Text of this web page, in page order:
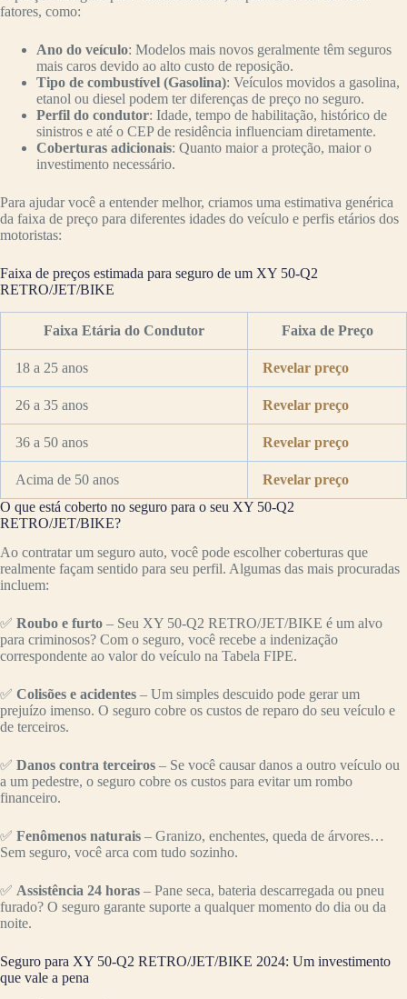
fatores, como:
Ano do veículo: Modelos mais novos geralmente têm seguros
mais caros devido ao alto custo de reposição.
Tipo de combustível (Gasolina): Veículos movidos a gasolina,
etanol ou diesel podem ter diferenças de preço no seguro.
Perfil do condutor: Idade, tempo de habilitação, histórico de
sinistros e até o CEP de residência influenciam diretamente.
Coberturas adicionais: Quanto maior a proteção, maior o
investimento necessário.
Para ajudar você a entender melhor, criamos uma estimativa genérica
da faixa de preço para diferentes idades do veículo e perfis etários dos
motoristas:
Faixa de preços estimada para seguro de um XY 50-Q2
RETRO/JET/BIKE
Faixa Etária do Condutor Faixa de Preço
18 a 25 anos Revelar preço
26 a 35 anos Revelar preço
36 a 50 anos Revelar preço
Acima de 50 anos
Revelar preço
O que está coberto no seguro para o seu XY 50-Q2
RETRO/JET/BIKE?
Ao contratar um seguro auto, você pode escolher coberturas que
realmente façam sentido para seu perfil. Algumas das mais procuradas
incluem:
✅ Roubo e furto – Seu XY 50-Q2 RETRO/JET/BIKE é um alvo
para criminosos? Com o seguro, você recebe a indenização
correspondente ao valor do veículo na Tabela FIPE.
✅ Colisões e acidentes – Um simples descuido pode gerar um
prejuízo imenso. O seguro cobre os custos de reparo do seu veículo e
de terceiros.
✅ Danos contra terceiros – Se você causar danos a outro veículo ou
a um pedestre, o seguro cobre os custos para evitar um rombo
financeiro.
✅ Fenômenos naturais – Granizo, enchentes, queda de árvores…
Sem seguro, você arca com tudo sozinho.
✅ Assistência 24 horas – Pane seca, bateria descarregada ou pneu
furado? O seguro garante suporte a qualquer momento do dia ou da
noite.
Seguro para XY 50-Q2 RETRO/JET/BIKE 2024: Um investimento
que vale a pena